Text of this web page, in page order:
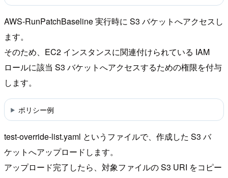
AWS-RunPatchBaseline 実行時に S3 バケットへアクセスし
ます。
そのため、EC2 インスタンスに関連付けられている IAM
ロールに該当 S3 バケットへアクセスするための権限を付与
します。
ポリシー例
test-override-list.yaml というファイルで、作成した S3 バ
ケットへアップロードします。
アップロード完了したら、対象ファイルの S3 URI をコピー